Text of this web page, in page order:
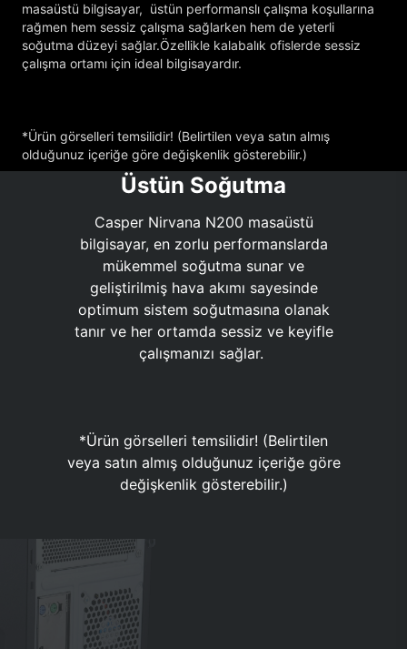
masaüstü bilgisayar, üstün performanslı çalışma koşullarına
rağmen hem sessiz çalışma sağlarken hem de yeterli
soğutma düzeyi sağlar.Özellikle kalabalık ofislerde sessiz
çalışma ortamı için ideal bilgisayardır.
*Ürün görselleri temsilidir! (Belirtilen veya satın almış
olduğunuz içeriğe göre değişkenlik gösterebilir.)
Üstün Soğutma
Casper Nirvana N200 masaüstü
bilgisayar, en zorlu performanslarda
mükemmel soğutma sunar ve
geliştirilmiş hava akımı sayesinde
optimum sistem soğutmasına olanak
tanır ve her ortamda sessiz ve keyifle
çalışmanızı sağlar.
*Ürün görselleri temsilidir! (Belirtilen
veya satın almış olduğunuz içeriğe göre
değişkenlik gösterebilir.)